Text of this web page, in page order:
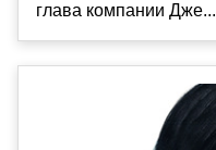
глава компании Дже...